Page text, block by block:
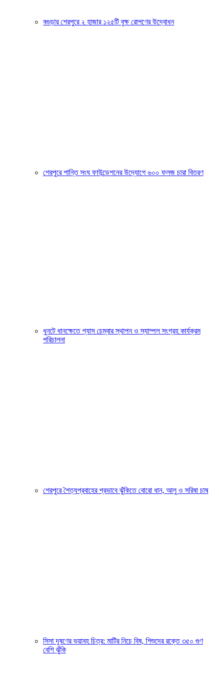
বগুড়ার শেরপুরে ২ হাজার ১২৫টি বৃক্ষ রোপণের উদ্বোধন
শেরপুরে শান্তি সংঘ ফাউন্ডেশনের উদ্যোগে ৬০০ ফলজ চারা বিতরণ
ধুনটে ধানক্ষেতে গ্যাস চেম্বার স্থাপন ও স্যাম্পল সংগ্রহ কার্যক্রম
পরিচালনা
শেরপুরে শৈত্যপ্রবাহের প্রভাবে ঝুঁকিতে বোরো ধান, আলু ও সরিষা চাষ
সিসা দূষণের ভয়াবহ চিত্র: মাটির নিচে বিষ, শিশুদের রক্তে ৩৫০ গুণ
বেশি ঝুঁকি